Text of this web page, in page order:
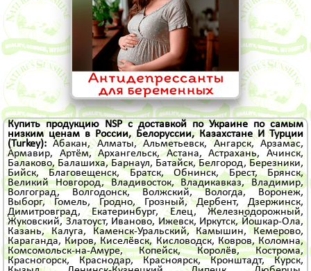
Купить продукцию NSP с доставкой по Украине по самым
низким ценам в России, Белоруссии, Казахстане ИТурции
(Turkey): Абакан,Алматы,Альметьевск,Ангарск,Арзамас,
Армавир,Артём,Архангельск,Астана,Астрахань,Ачинск,
Балаково,Балашиха,Барнаул, Батайск,Белгород,Березники,
Бийск,Благовещенск,Братск,Обнинск,Брест,Брянск,
Великий Новгород,Владивосток,Владикавказ,Владимир,
Волгоград,Волгодонск,Волжский,Вологда, Воронеж,
Выборг,Гомель,Гродно,Грозный,Дербент,Дзержинск,
Димитровград,Екатеринбург,Елец,Железнодорожный,
Жуковский,Златоуст, Иваново,Ижевск, Иркутск,Йошкар-Ола,
Казань,Калуга, Каменск-Уральский,Камышин,Кемерово,
Караганда, Киров,Киселёвск, Кисловодск, Ковров,Коломна,
Комсомольск-на-Амуре,Копейск,Королёв,Кострома,
Красногорск, Краснодар,Красноярск,Кронштадт,Курск,